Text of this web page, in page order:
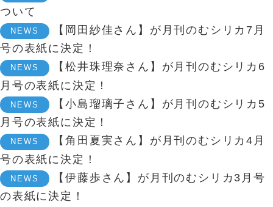
ついて
NEWS
【岡田紗佳さん】が月刊のむシリカ7月
号の表紙に決定！
NEWS
【松井珠理奈さん】が月刊のむシリカ6
月号の表紙に決定！
NEWS
【小島瑠璃子さん】が月刊のむシリカ5
月号の表紙に決定！
NEWS
【角田夏実さん】が月刊のむシリカ4月
号の表紙に決定！
NEWS
【伊藤歩さん】が月刊のむシリカ3月号
の表紙に決定！